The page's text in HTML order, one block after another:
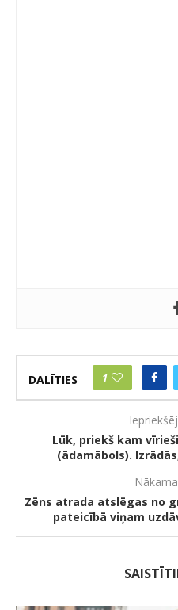
DALĪTIES 1
Lūk, priekš kam
(ādamābols).
Zēns atrada atslēgas no
pateicībā viņam